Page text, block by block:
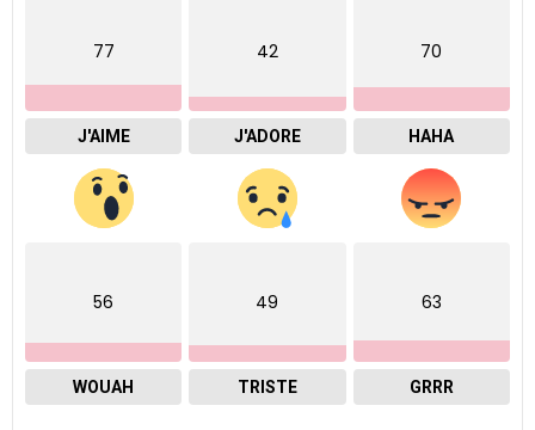
77
J'AIME
42
J'ADORE
70
HAHA
56
WOUAH
49
TRISTE
63
GRRR